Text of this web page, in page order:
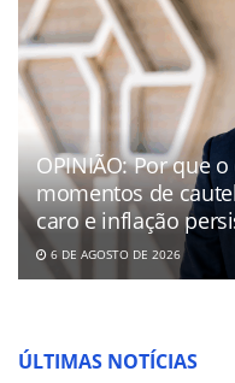
OPINIÃO: Por que
momentos de
caro e inflação
6 DE AGOSTO DE 2026
ÚLTIMAS NOTÍCIAS